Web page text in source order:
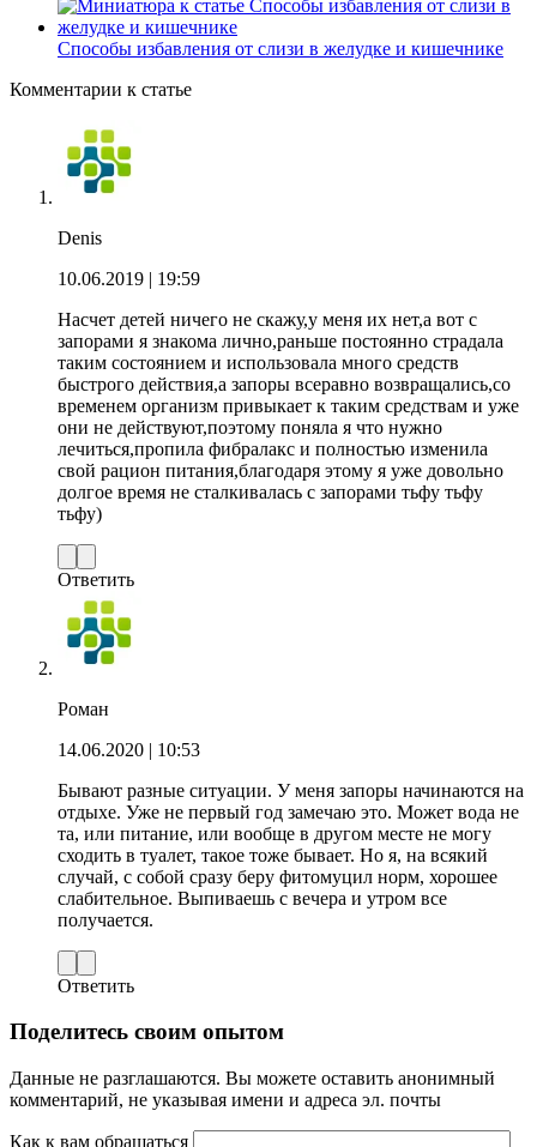
Способы избавления от слизи в желудке и кишечнике
Комментарии к статье
Denis
10.06.2019 | 19:59
Насчет детей ничего не скажу,у меня их нет,а вот с
запорами я знакома лично,раньше постоянно страдала
таким состоянием и использовала много средств
быстрого действия,а запоры всеравно возвращались,со
временем организм привыкает к таким средствам и уже
они не действуют,поэтому поняла я что нужно
лечиться,пропила фибралакс и полностью изменила
свой рацион питания,благодаря этому я уже довольно
долгое время не сталкивалась с запорами тьфу тьфу
тьфу)
Ответить
Роман
14.06.2020 | 10:53
Бывают разные ситуации. У меня запоры начинаются на
отдыхе. Уже не первый год замечаю это. Может вода не
та, или питание, или вообще в другом месте не могу
сходить в туалет, такое тоже бывает. Но я, на всякий
случай, с собой сразу беру фитомуцил норм, хорошее
слабительное. Выпиваешь с вечера и утром все
получается.
Ответить
Поделитесь своим опытом
Данные не разглашаются. Вы можете оставить анонимный
комментарий, не указывая имени и адреса эл. почты
Как к вам обращаться